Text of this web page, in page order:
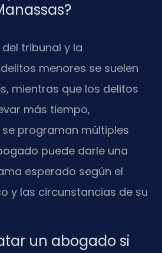
tribunal y la
menores se suelen
mientras que los delitos
más tiempo,
programan múltiples
puede darle una
esperado según el
y las circunstancias de su
un abogado si